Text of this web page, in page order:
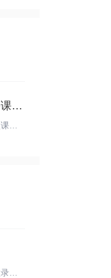
某养老服务发展指导中心微课慕课安装
天影视通助力某养老服务发展指导中心微课慕课安装
天影视通助力福建省大田职业中专学校微录课工程